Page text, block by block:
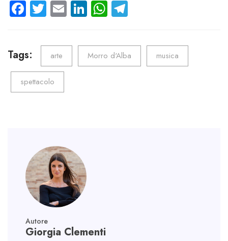
Fa
o
ok
T
tt
er
E
ail
Li
e
dI
n
W
ts
A
p
gr
a
m
Tags: arte Morro d'Alba musica
spettacolo
Autore
Giorgia Clementi